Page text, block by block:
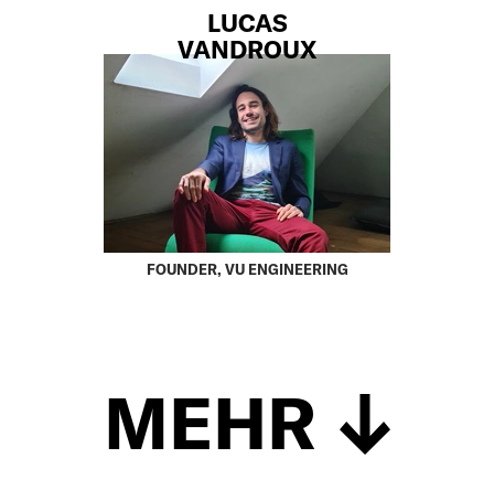
LUCAS
VANDROUX
FOUNDER, VU ENGINEERING
MEHR